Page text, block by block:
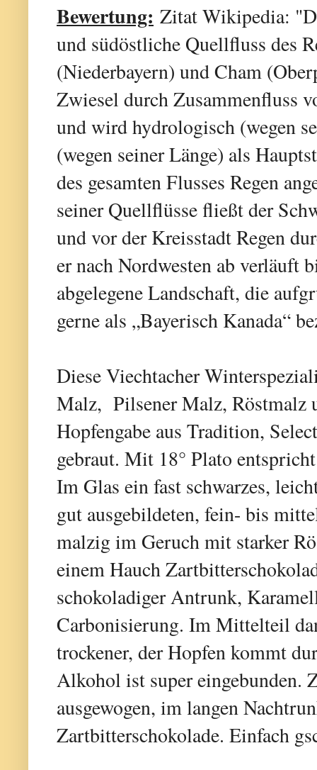
Bewertung: Zitat Wikipedia:
und südöstliche Quellfluss des
(Niederbayern) und Cham
Zwiesel durch Zusammenfluss
und wird hydrologisch (wegen
(wegen seiner Länge) als
des gesamten Flusses Regen
seiner Quellflüsse fließt der
und vor der Kreisstadt Regen
er nach Nordwesten ab verläuft
abgelegene Landschaft, die
gerne als „Bayerisch Kanada“
Diese Viechtacher
Malz, Pilsener Malz, Röstmalz
Hopfengabe aus Tradition,
gebraut. Mit 18° Plato
Im Glas ein fast schwarzes,
gut ausgebildeten, fein- bis
malzig im Geruch mit starker
einem Hauch
schokoladiger Antrunk,
Carbonisierung. Im Mittelteil
trockener, der Hopfen kommt
Alkohol ist super eingebunden.
ausgewogen, im langen
Zartbitterschokolade. Einfach